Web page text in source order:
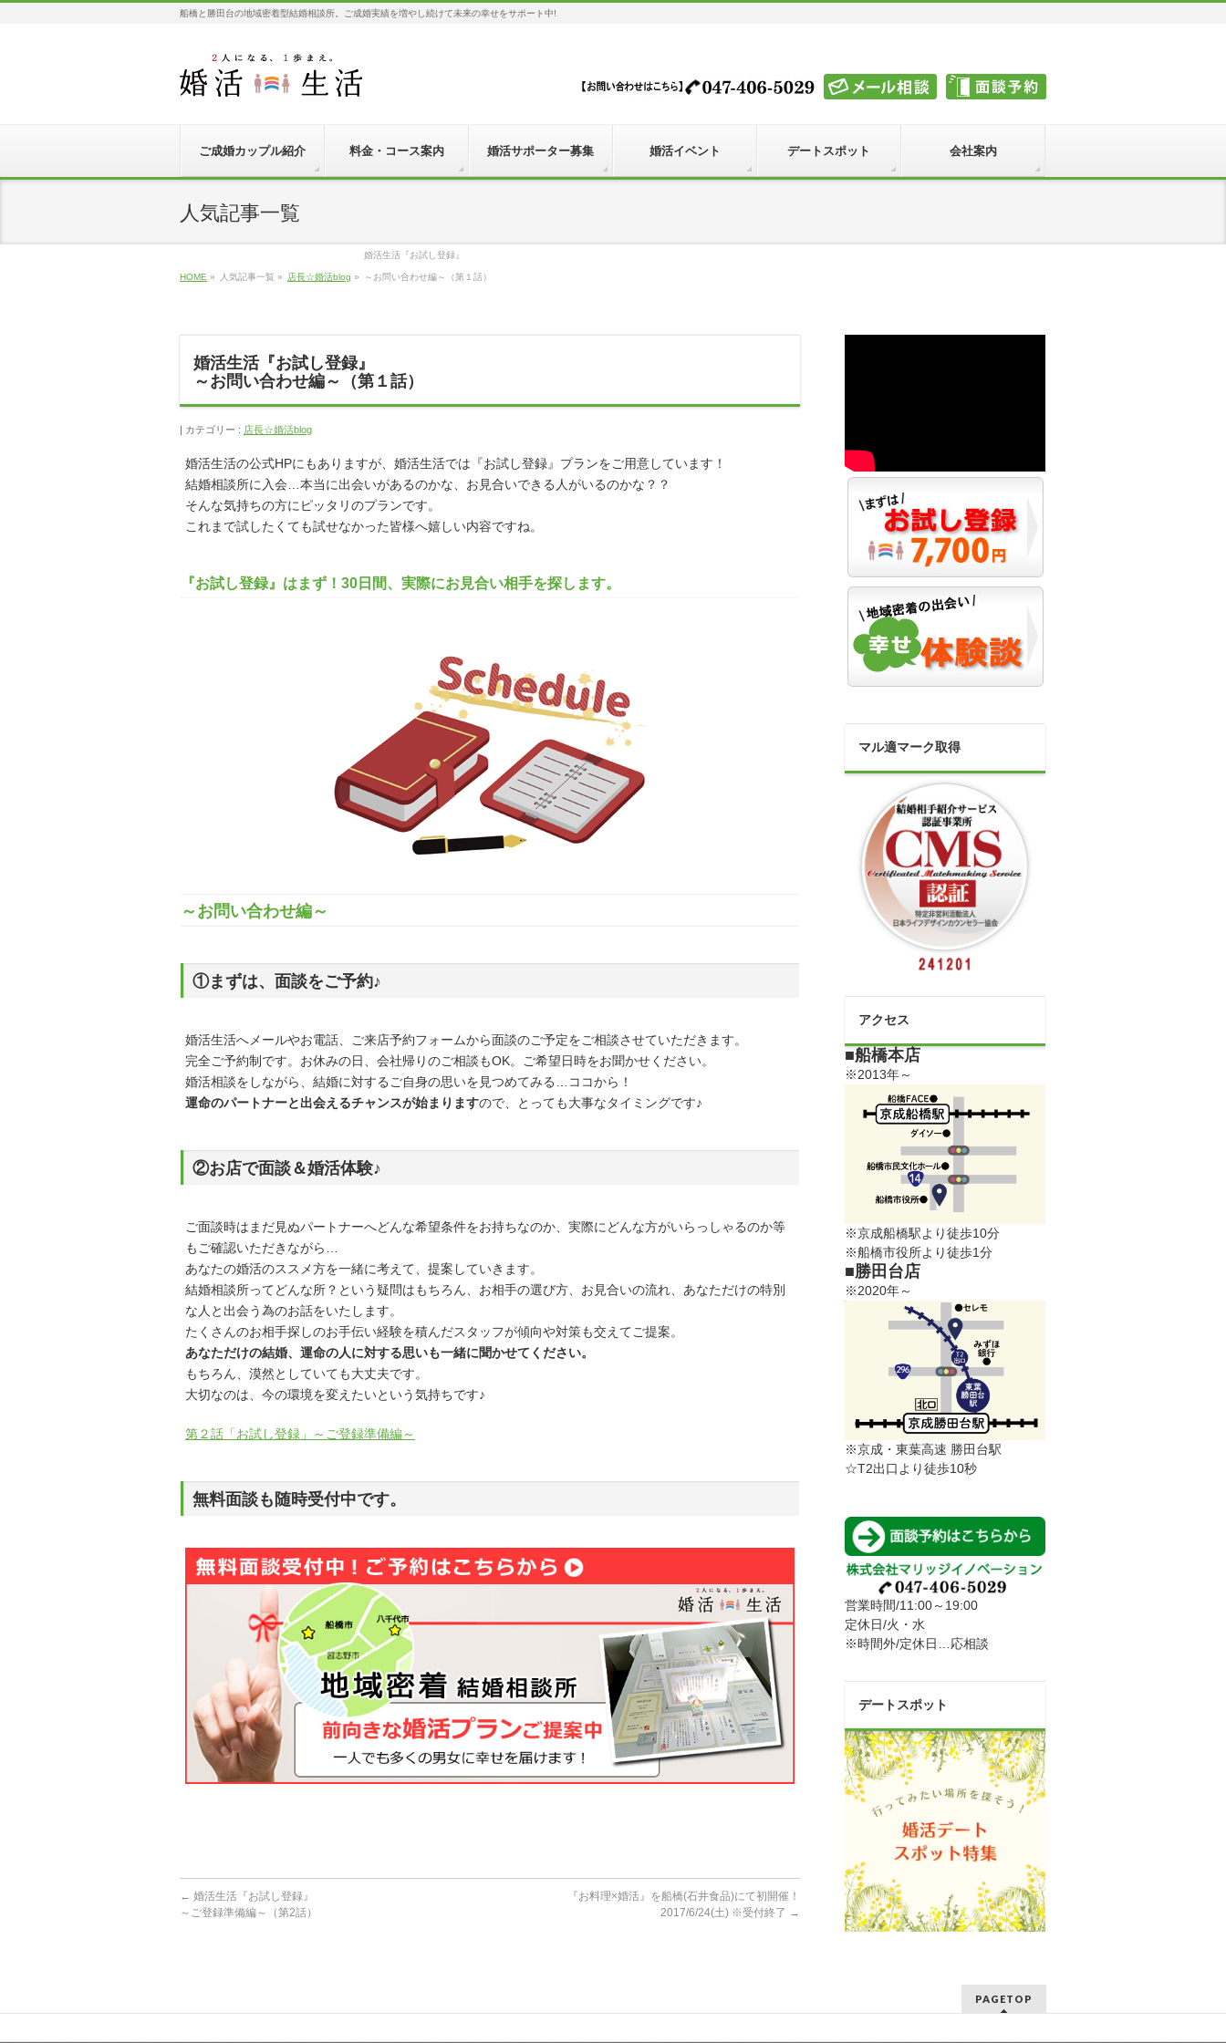
船橋と勝田台の地域密着型結婚相談所。ご成婚実績を増やし続けて未来の幸せをサポート中!
ご成婚カップル紹介 料金・コース案内 婚活サポーター募集 婚活イベント デートスポット 会社案内
人気記事一覧
HOME » 人気記事一覧 » 店長☆婚活blog »
婚活生活『お試し登録』
～お問い合わせ編～（第１話）
婚活生活『お試し登録』
～お問い合わせ編～（第１話）
カテゴリー : 店長☆婚活blog
婚活生活の公式HPにもありますが、婚活生活では『お試し登録』プランをご用意しています！
結婚相談所に入会…本当に出会いがあるのかな、お見合いできる人がいるのかな？？
そんな気持ちの方にピッタリのプランです。
これまで試したくても試せなかった皆様へ嬉しい内容ですね。
『お試し登録』はまず！30日間、実際にお見合い相手を探します。
～お問い合わせ編～
①まずは、面談をご予約♪
婚活生活へメールやお電話、ご来店予約フォームから面談のご予定をご相談させていただきます。
完全ご予約制です。お休みの日、会社帰りのご相談もOK。ご希望日時をお聞かせください。
婚活相談をしながら、結婚に対するご自身の思いを見つめてみる…ココから！
運命のパートナーと出会えるチャンスが始まりますので、とっても大事なタイミングです♪
②お店で面談＆婚活体験♪
ご面談時はまだ見ぬパートナーへどんな希望条件をお持ちなのか、実際にどんな方がいらっしゃるのか等
もご確認いただきながら…
あなたの婚活のススメ方を一緒に考えて、提案していきます。
結婚相談所ってどんな所？という疑問はもちろん、お相手の選び方、お見合いの流れ、あなただけの特別
な人と出会う為のお話をいたします。
たくさんのお相手探しのお手伝い経験を積んだスタッフが傾向や対策も交えてご提案。
あなただけの結婚、運命の人に対する思いも一緒に聞かせてください。
もちろん、漠然としていても大丈夫です。
大切なのは、今の環境を変えたいという気持ちです♪
第２話「お試し登録」～ご登録準備編～
無料面談も随時受付中です。
← 婚活生活『お試し登録』
～ご登録準備編～（第2話）
『お料理×婚活』を船橋(石井食品)にて初開催！
2017/6/24(土) ※受付終了 →
マル適マーク取得
アクセス
■船橋本店
※2013年～
※京成船橋駅より徒歩10分
※船橋市役所より徒歩1分
■勝田台店
※2020年～
※京成・東葉高速 勝田台駅
☆T2出口より徒歩10秒
営業時間/11:00～19:00
定休日/火・水
※時間外/定休日…応相談
デートスポット
PAGETOP